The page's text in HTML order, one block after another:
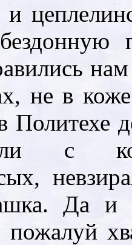
не в
Политехе
с
Да
пожалуй